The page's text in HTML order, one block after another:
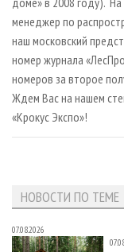
менеджер по
наш московский
номер журнала
номеров за второе
Ждем Вас на нашем
«Крокус Экспо»!
НОВОСТИ ПО ТЕМЕ
07.08.2026